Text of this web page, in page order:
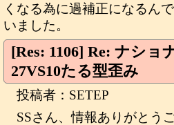
くなる為に過補正になるん
いました。
[Res: 1106] Re: ナショ
27VS10たる型歪み
投稿者：SETEP
SSさん、情報ありがとう